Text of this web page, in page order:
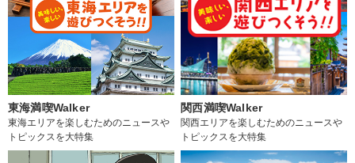
東海満喫Walker
東海エリアを楽しむためのニュースや
トピックスを大特集
関西満喫Walker
関西エリアを楽しむためのニュースや
トピックスを大特集